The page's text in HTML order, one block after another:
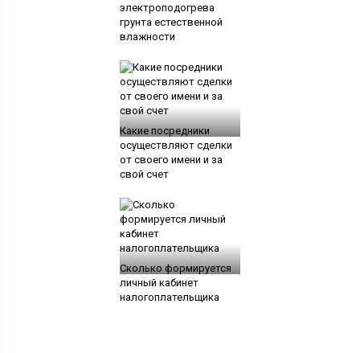
электроподогрева
грунта естественной
влажности
Какие посредники
осуществляют сделки
от своего имени и за
свой счет
Сколько формируется
личный кабинет
налогоплательщика